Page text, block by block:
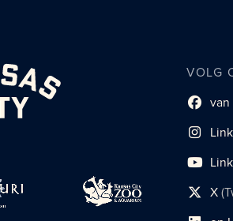
VOLG
Link
sociaal
sociaal
X
sociaal